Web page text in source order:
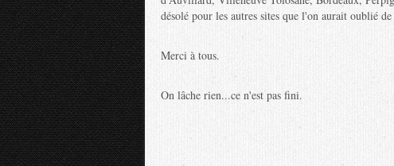
désolé pour les autres sites que l'on aurait oublié
Merci à tous.
On lâche rien...ce n'est pas fini.